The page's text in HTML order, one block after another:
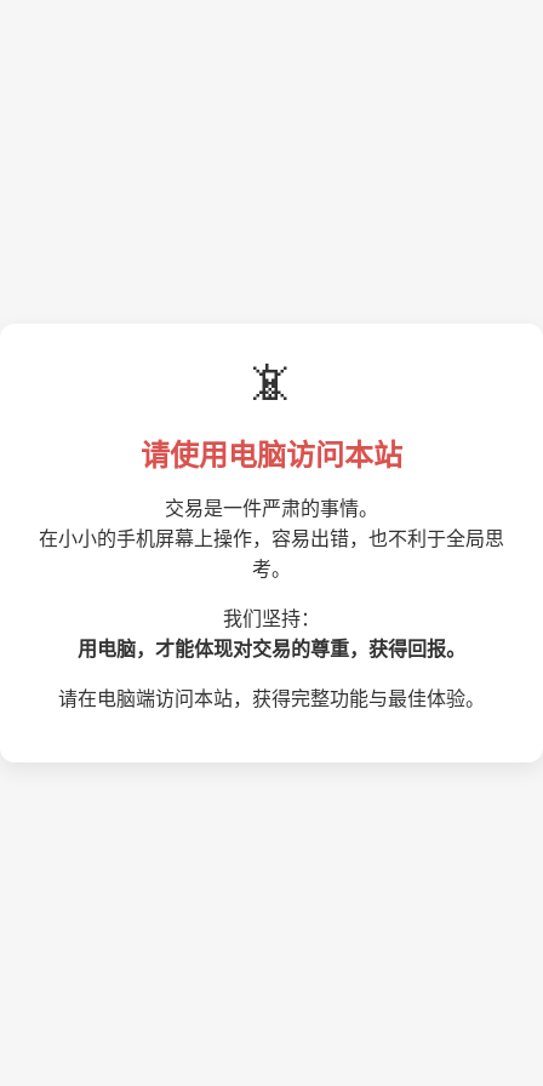
📵
请使用电脑访问本站
交易是一件严肃的事情。
在小小的手机屏幕上操作，容易出错，也不利于全局思
考。
我们坚持：
用电脑，才能体现对交易的尊重，获得回报。
请在电脑端访问本站，获得完整功能与最佳体验。